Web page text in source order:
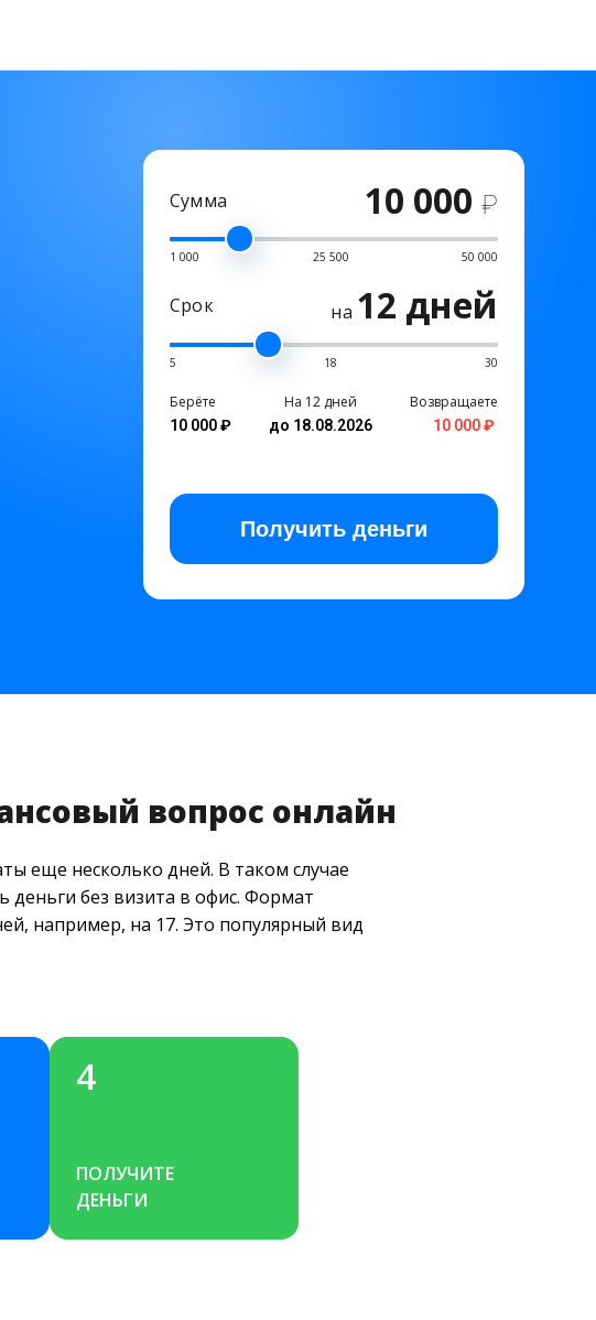
Сумма 10 000 ₽
1 000 25 500 50 000
Срок на 12 дней
5 18 30
Берёте
10 000 ₽
На 12 дней
до 18.08.2026
Возвращаете
10 000 ₽
Получить деньги
вопрос онлайн
еще несколько дней. В таком случае
без визита в офис. Формат
например, на 17. Это популярный вид
4
ПОЛУЧИТЕ
ДЕНЬГИ